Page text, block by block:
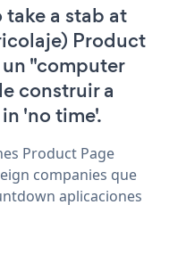
a stab at
Product
"computer
construir a
'no time'.
Product Page
companies que
aplicaciones